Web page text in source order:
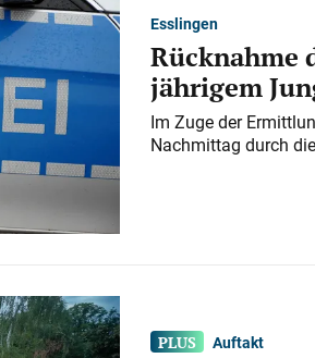
Esslingen
Rücknahme
jährigem
Im Zuge der
Nachmittag durch
Auftakt